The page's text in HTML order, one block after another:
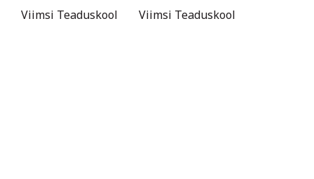
Viimsi Teaduskool
Viimsi Teaduskool